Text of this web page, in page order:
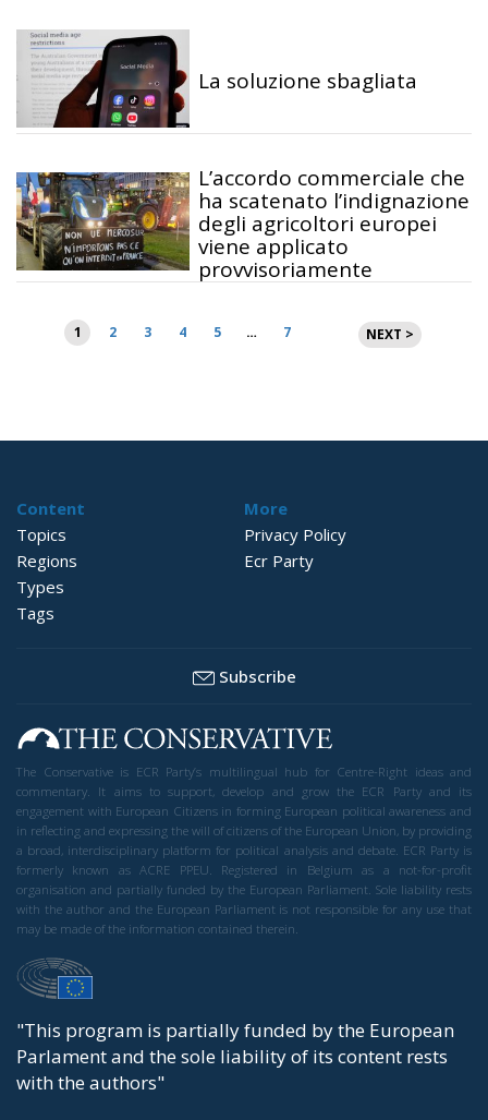
La soluzione sbagliata
L’accordo commerciale che
ha scatenato l’indignazione
degli agricoltori europei
viene applicato
provvisoriamente
Paginazione
degli
1 2 3 4 5 … 7 NEXT >
Content
Topics
Regions
Types
Tags
More
Privacy Policy
Ecr Party
Subscribe
The Conservative is ECR Party’s multilingual hub for Centre-Right ideas and
commentary. It aims to support, develop and grow the ECR Party and its
engagement with European Citizens in forming European political awareness and
in reflecting and expressing the will of citizens of the European Union, by providing
a broad, interdisciplinary platform for political analysis and debate. ECR Party is
formerly known as ACRE PPEU. Registered in Belgium as a not-for-profit
organisation and partially funded by the European Parliament. Sole liability rests
with the author and the European Parliament is not responsible for any use that
may be made of the information contained therein.
"This program is partially funded by the European
Parlament and the sole liability of its content rests
with the authors"